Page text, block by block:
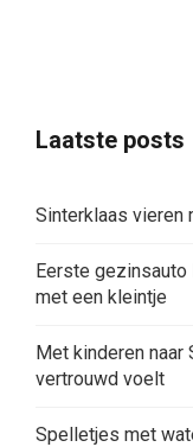
Laatste posts
Sinterklaas vieren
Eerste
met een kleintje
Met kinderen naar
vertrouwd voelt
Spelletjes met